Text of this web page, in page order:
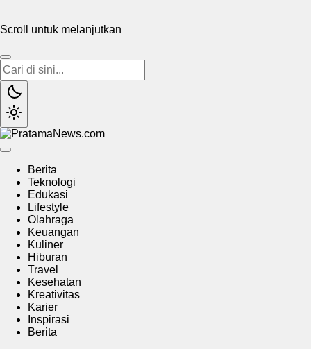
Scroll untuk melanjutkan
Berita
Teknologi
Edukasi
Lifestyle
Olahraga
Keuangan
Kuliner
Hiburan
Travel
Kesehatan
Kreativitas
Karier
Inspirasi
Berita